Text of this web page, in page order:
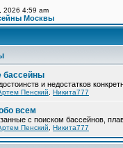
2026 4:59 am
Москвы
бассейны
и недостатков
Пенский Никита777
всем
с поиском бассейнов,
Пенский Никита777